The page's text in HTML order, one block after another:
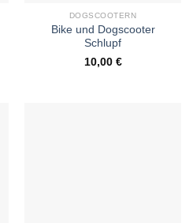
DOGSCOOTERN
Bike und Dogscooter
Schlupf
10,00 €